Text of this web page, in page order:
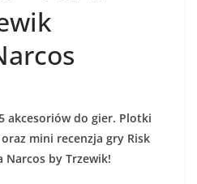
akcesoriów do gier. Plotki
mini recenzja gry Risk
Narcos by Trzewik!